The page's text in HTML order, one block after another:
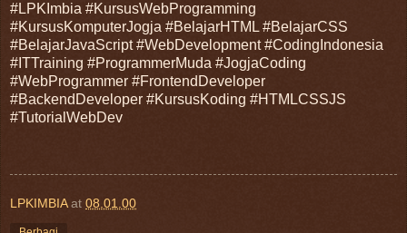
#LPKImbia #KursusWebProgramming
#KursusKomputerJogja #BelajarHTML #BelajarCSS
#BelajarJavaScript #WebDevelopment #CodingIndonesia
#ITTraining #ProgrammerMuda #JogjaCoding
#WebProgrammer #FrontendDeveloper
#BackendDeveloper #KursusKoding #HTMLCSSJS
#TutorialWebDev
LPKIMBIA at 08.01.00